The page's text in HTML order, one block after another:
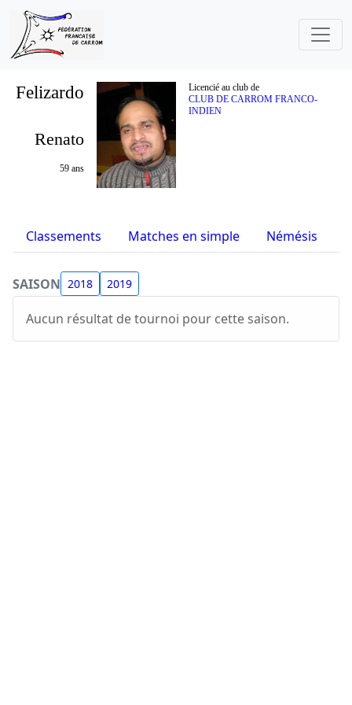
Felizardo
Licencié au club de
CLUB DE CARROM FRANCO-
INDIEN
Renato
59 ans
Classements Matches en simple Némésis
SAISON 2018 2019
Aucun résultat de tournoi pour cette saison.